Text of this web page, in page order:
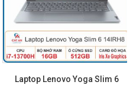
Laptop Lenovo Yoga Slim 6